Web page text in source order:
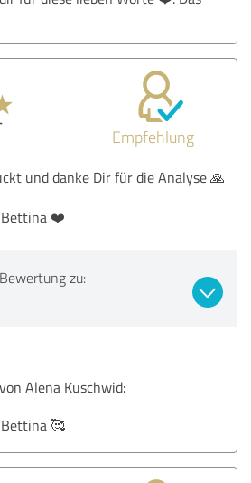
Empfehlung
und danke Dir für die Analyse 🙏
Bettina ❤️
zu:
Alena Kuschwid:
🥰